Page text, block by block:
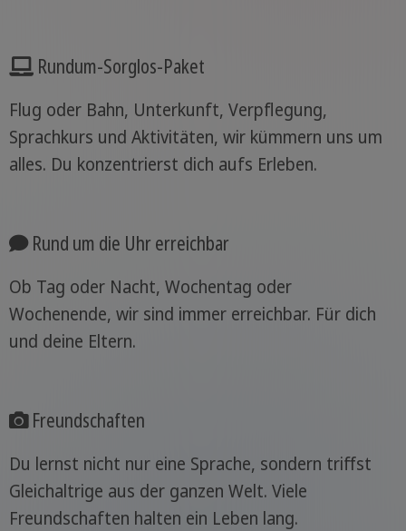
Rundum-Sorglos-Paket
Flug oder Bahn, Unterkunft, Verpflegung,
Sprachkurs und Aktivitäten, wir kümmern uns um
alles. Du konzentrierst dich aufs Erleben.
Rund um die Uhr erreichbar
Ob Tag oder Nacht, Wochentag oder
Wochenende, wir sind immer erreichbar. Für dich
und deine Eltern.
Freundschaften
Du lernst nicht nur eine Sprache, sondern triffst
Gleichaltrige aus der ganzen Welt. Viele
Freundschaften halten ein Leben lang.